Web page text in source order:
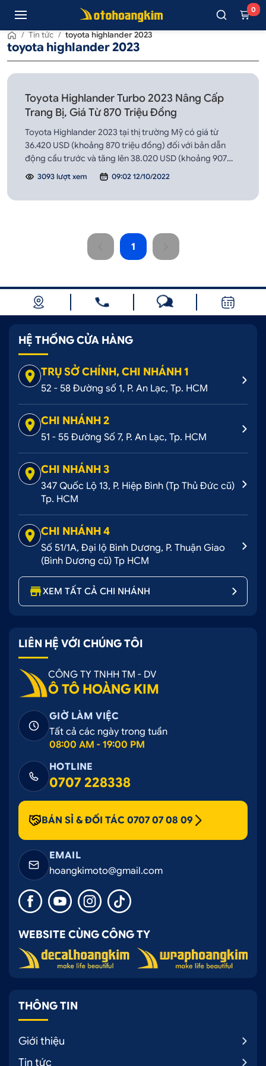
0
/ Tin tức / toyota highlander 2023
toyota highlander 2023
Toyota Highlander Turbo 2023 Nâng Cấp
Trang Bị, Giá Từ 870 Triệu Đồng
Toyota Highlander 2023 tại thị trường Mỹ có giá từ
36.420 USD (khoảng 870 triệu đồng) đối với bản dẫn
động cầu trước và tăng lên 38.020 USD (khoảng 907
triệu đồng) cho bản dẫn động 4 bánh AWD.
3093 lượt xem 09:02 12/10/2022
1
HỆ THỐNG CỬA HÀNG
TRỤ SỞ CHÍNH, CHI NHÁNH 1
52 - 58 Đường số 1, P. An Lạc, Tp. HCM
CHI NHÁNH 2
51 - 55 Đường Số 7, P. An Lạc, Tp. HCM
CHI NHÁNH 3
347 Quốc Lộ 13, P. Hiệp Bình (Tp Thủ Đức cũ)
Tp. HCM
CHI NHÁNH 4
Số 51/1A, Đại lộ Bình Dương, P. Thuận Giao
(Bình Dương cũ) Tp HCM
XEM TẤT CẢ CHI NHÁNH
LIÊN HỆ VỚI CHÚNG TÔI
CÔNG TY TNHH TM - DV
Ô TÔ HOÀNG KIM
GIỜ LÀM VIỆC
Tất cả các ngày trong tuần
08:00 AM - 19:00 PM
HOTLINE
0707 228338
BÁN SỈ & ĐỐI TÁC 0707 07 08 09
EMAIL
hoangkimoto@gmail.com
WEBSITE CÙNG CÔNG TY
THÔNG TIN
Giới thiệu
Tin tức